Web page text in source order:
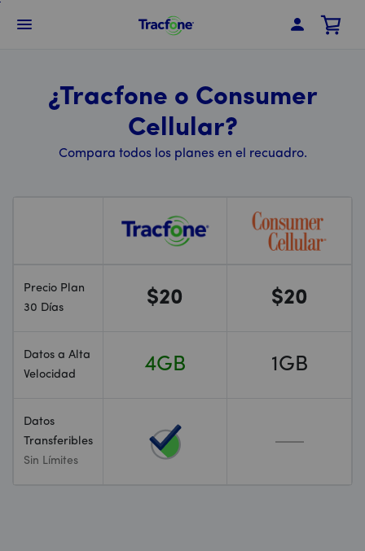
Menú de barra de navegación
¿Tracfone o Consumer
Cellular?
Compara todos los planes en el recuadro.
Precio Plan
30 Días
$20 $20
Datos a Alta
Velocidad
4GB 1GB
Datos
Transferibles
Sin Límites